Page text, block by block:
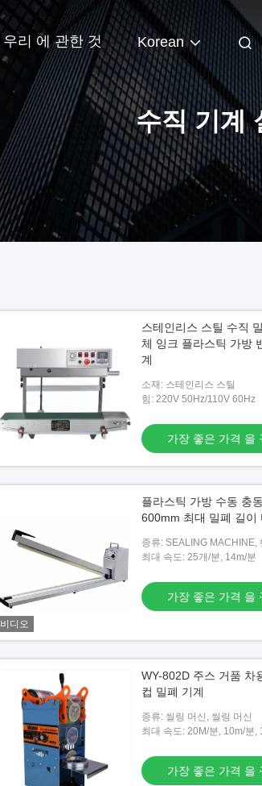
우리 에 관한 것 Korean
수직 기계
스테인리스 스틸 수직
체 잉크 플라스틱 가방
계
소재: 스테인리스 스틸
힘: 220V 50Hz/110V 60Hz
가장 좋은 가격 을
비디오
플라스틱 가방 수동 충
600mm 최대 밀폐 길이
종류: SEALING MACHINE,
열밀봉기
최대 속도: 25개/분, 14m/분
가장 좋은 가격 을
WY-802D 주스 거품 차
컵 밀폐 기계
종류: 씰링 머신, 씰링 머신
최대 속도: 20M/분, 10m/분,
가장 좋은 가격 을